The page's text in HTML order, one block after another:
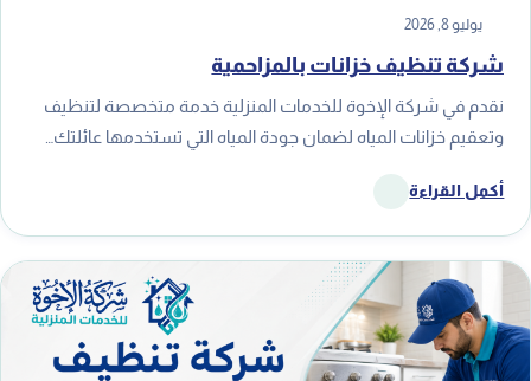
يوليو 8, 2026
شركة تنظيف خزانات بالمزاحمية
نقدم في شركة الإخوة للخدمات المنزلية خدمة متخصصة لتنظيف
وتعقيم خزانات المياه لضمان جودة المياه التي تستخدمها عائلتك…
أكمل القراءة